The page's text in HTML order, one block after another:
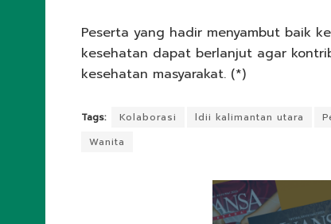
Peserta yang hadir menyambut baik
kesehatan dapat berlanjut agar
kesehatan masyarakat. (*)
Tags: Kolaborasi ldii kalimantan utara
Wanita